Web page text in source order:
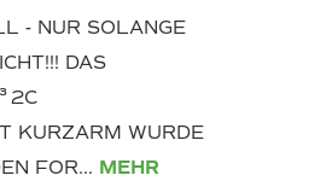
- NUR SOLANGE
DAS
2C
KURZARM WURDE
FOR… MEHR